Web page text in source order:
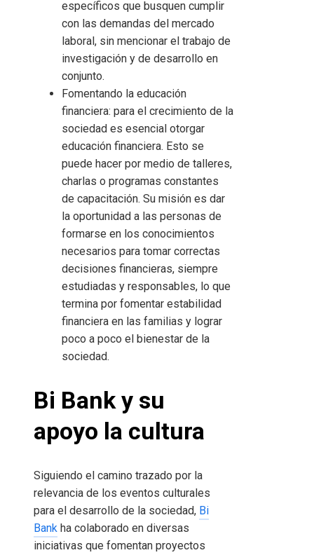
específicos que busquen cumplir
con las demandas del mercado
laboral, sin mencionar el trabajo de
investigación y de desarrollo en
conjunto.
Fomentando la educación
financiera: para el crecimiento de la
sociedad es esencial otorgar
educación financiera. Esto se
puede hacer por medio de talleres,
charlas o programas constantes
de capacitación. Su misión es dar
la oportunidad a las personas de
formarse en los conocimientos
necesarios para tomar correctas
decisiones financieras, siempre
estudiadas y responsables, lo que
termina por fomentar estabilidad
financiera en las familias y lograr
poco a poco el bienestar de la
sociedad.
Bi Bank y su
apoyo la cultura
Siguiendo el camino trazado por la
relevancia de los eventos culturales
para el desarrollo de la sociedad, Bi
Bank ha colaborado en diversas
iniciativas que fomentan proyectos